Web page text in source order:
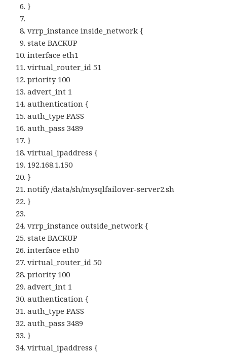
}
vrrp_instance inside_network {
state BACKUP
interface eth1
virtual_router_id 51
priority 100
advert_int 1
authentication {
auth_type PASS
auth_pass 3489
}
virtual_ipaddress {
192.168.1.150
}
notify /data/sh/mysqlfailover-server2.sh
}
vrrp_instance outside_network {
state BACKUP
interface eth0
virtual_router_id 50
priority 100
advert_int 1
authentication {
auth_type PASS
auth_pass 3489
}
virtual_ipaddress {